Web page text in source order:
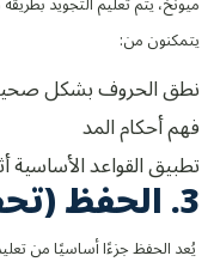
يتمكنون من:
نطق الحروف بشكل
فهم أحكام المد
تطبيق القواعد الأساسية
3. الحفظ (تحفيظ القرآن)
يُعد الحفظ جزءًا أساسيًا من تعليم